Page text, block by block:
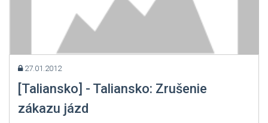
27.01.2012
[Taliansko] - Taliansko: Zrušenie
zákazu jázd